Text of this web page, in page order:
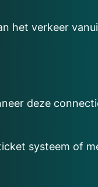
het verkeer
deze
systeem of